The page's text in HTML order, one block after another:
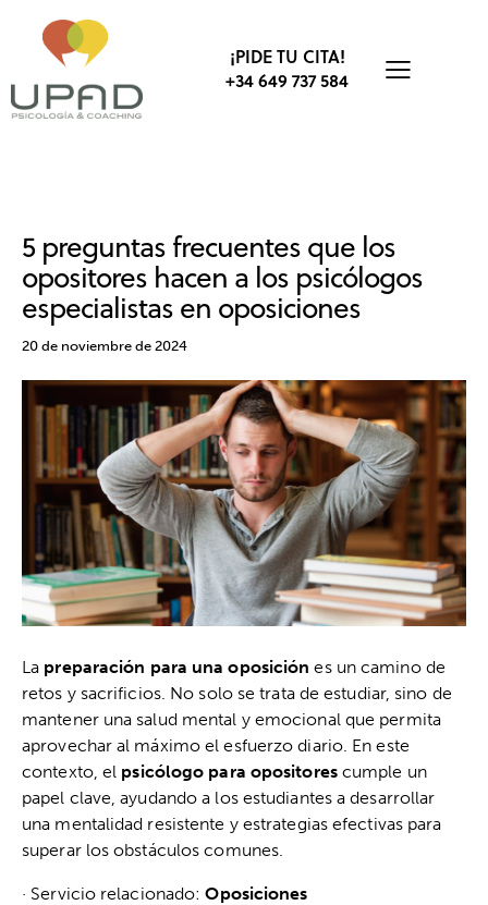
¡PIDE TU CITA!
+34 649 737 584
5 preguntas frecuentes que los
opositores hacen a los psicólogos
especialistas en oposiciones
20 de noviembre de 2024
La preparación para una oposición es un camino de
retos y sacrificios. No solo se trata de estudiar, sino de
mantener una salud mental y emocional que permita
aprovechar al máximo el esfuerzo diario. En este
contexto, el psicólogo para opositorescumple un
papel clave, ayudando a los estudiantes a desarrollar
una mentalidad resistente y estrategias efectivas para
superar los obstáculos comunes.
· Servicio relacionado:Oposiciones